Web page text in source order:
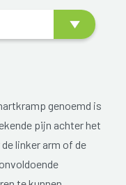
genoemd is
pijn achter het
linker arm of de